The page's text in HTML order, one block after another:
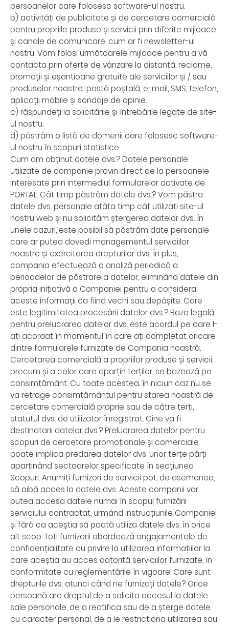
persoanelor care folosesc software-ul nostru.
b) activități de publicitate și de cercetare comercială
pentru propriile produse și servicii prin diferite mijloace
și canale de comunicare, cum ar fi newsletter-ul
nostru. Vom folosi următoarele mijloace pentru a vă
contacta prin oferte de vânzare la distanță, reclame,
promoții și eșantioane gratuite ale serviciilor și / sau
produselor noastre: poștă poștală, e-mail, SMS, telefon,
aplicații mobile și sondaje de opinie.
c) răspundeți la solicitările și întrebările legate de site-
ul nostru.
d) păstrăm o listă de domenii care folosesc software-
ul nostru în scopuri statistice.
Cum am obținut datele dvs.? Datele personale
utilizate de companie provin direct de la persoanele
interesate prin intermediul formularelor activate de
PORTAL. Cât timp păstrăm datele dvs.? Vom păstra
datele dvs. personale atâta timp cât utilizați site-ul
nostru web și nu solicităm ștergerea datelor dvs. În
unele cazuri, este posibil să păstrăm date personale
care ar putea dovedi managementul serviciilor
noastre și exercitarea drepturilor dvs. În plus,
compania efectuează o analiză periodică a
perioadelor de păstrare a datelor, eliminând datele din
propria inițiativă a Companiei pentru a considera
aceste informații ca fiind vechi sau depășite. Care
este legitimitatea procesării datelor dvs.? Baza legală
pentru prelucrarea datelor dvs. este acordul pe care l-
ați acordat în momentul în care ați completat oricare
dintre formularele furnizate de Compania noastră.
Cercetarea comercială a propriilor produse și servicii,
precum și a celor care aparțin terților, se bazează pe
consimțământ. Cu toate acestea, în niciun caz nu se
va retrage consimțământul pentru starea noastră de
cercetare comercială proprie sau de către terți,
statutul dvs. de utilizator înregistrat. Cine va fi
destinatarii datelor dvs.? Prelucrarea datelor pentru
scopuri de cercetare promoționale și comerciale
poate implica predarea datelor dvs. unor terțe părți
aparținând sectoarelor specificate în secțiunea
Scopuri. Anumiți furnizori de servicii pot, de asemenea,
să aibă acces la datele dvs. Aceste companii vor
putea accesa datele numai în scopul furnizării
serviciului contractat, urmând instrucțiunile Companiei
și fără ca aceștia să poată utiliza datele dvs. în orice
alt scop. Toți furnizorii abordează angajamentele de
confidențialitate cu privire la utilizarea informațiilor la
care aceștia au acces datorită serviciilor furnizate, în
conformitate cu reglementările în vigoare. Care sunt
drepturile dvs. atunci când ne furnizați datele? Orice
persoană are dreptul de a solicita accesul la datele
sale personale, de a rectifica sau de a șterge datele
cu caracter personal, de a le restricționa utilizarea sau